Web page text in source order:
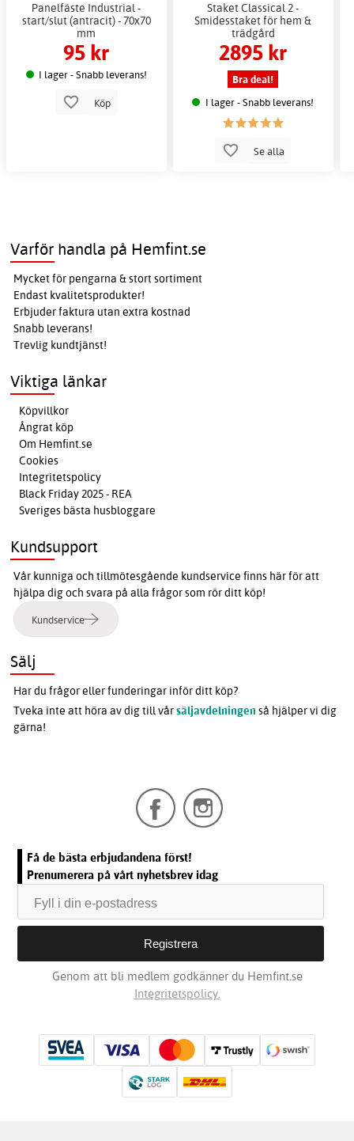
Panelfäste Industrial -
start/slut (antracit) - 70x70
mm
95 kr
I lager - Snabb leverans!
Köp
Staket Classical 2 -
Smidesstaket för hem &
trädgård
2895 kr
Bra deal!
I lager - Snabb leverans!
Se alla
Varför handla på Hemfint.se
Mycket för pengarna & stort sortiment
Endast kvalitetsprodukter!
Erbjuder faktura utan extra kostnad
Snabb leverans!
Trevlig kundtjänst!
Viktiga länkar
Köpvillkor
Ångrat köp
Om Hemfint.se
Cookies
Integritetspolicy
Black Friday 2025 - REA
Sveriges bästa husbloggare
Kundsupport
Vår kunniga och tillmötesgående kundservice finns här för att
hjälpa dig och svara på alla frågor som rör ditt köp!
Kundservice
Sälj
Har du frågor eller funderingar inför ditt köp?
Tveka inte att höra av dig till vårsäljavdelningen så hjälper vi dig
gärna!
Få de bästa erbjudandena först!
Prenumerera på vårt nyhetsbrev idag
Genom att bli medlem godkänner du Hemfint.se
Integritetspolicy.